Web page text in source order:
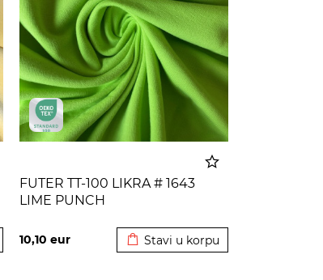
FUTER TT-100 LIKRA # 1643
LIME PUNCH
10,10eur Stavi u korpu